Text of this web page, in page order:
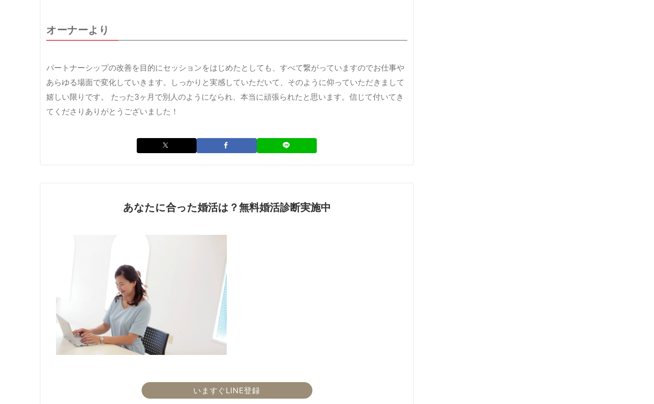
オーナーより
パートナーシップの改善を目的にセッションをはじめたとしても、すべて繋がっていますのでお仕事や
あらゆる場面で変化していきます。しっかりと実感していただいて、そのように仰っていただきまして
嬉しい限りです。 たった3ヶ月で別人のようになられ、本当に頑張られたと思います。信じて付いてき
てくださりありがとうございました！
あなたに合った婚活は？無料婚活診断実施中
いますぐLINE登録